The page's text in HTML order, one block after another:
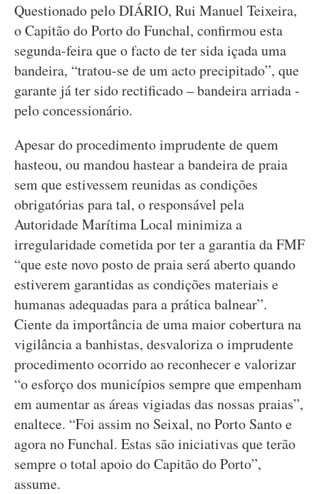
Questionado pelo DIÁRIO, Rui Manuel Teixeira,
o Capitão do Porto do Funchal, confirmou esta
segunda-feira que o facto de ter sida içada uma
bandeira, “tratou-se de um acto precipitado”, que
garante já ter sido rectificado – bandeira arriada -
pelo concessionário.
Apesar do procedimento imprudente de quem
hasteou, ou mandou hastear a bandeira de praia
sem que estivessem reunidas as condições
obrigatórias para tal, o responsável pela
Autoridade Marítima Local minimiza a
irregularidade cometida por ter a garantia da FMF
“que este novo posto de praia será aberto quando
estiverem garantidas as condições materiais e
humanas adequadas para a prática balnear”.
Ciente da importância de uma maior cobertura na
vigilância a banhistas, desvaloriza o imprudente
procedimento ocorrido ao reconhecer e valorizar
“o esforço dos municípios sempre que empenham
em aumentar as áreas vigiadas das nossas praias”,
enaltece. “Foi assim no Seixal, no Porto Santo e
agora no Funchal. Estas são iniciativas que terão
sempre o total apoio do Capitão do Porto”,
assume.